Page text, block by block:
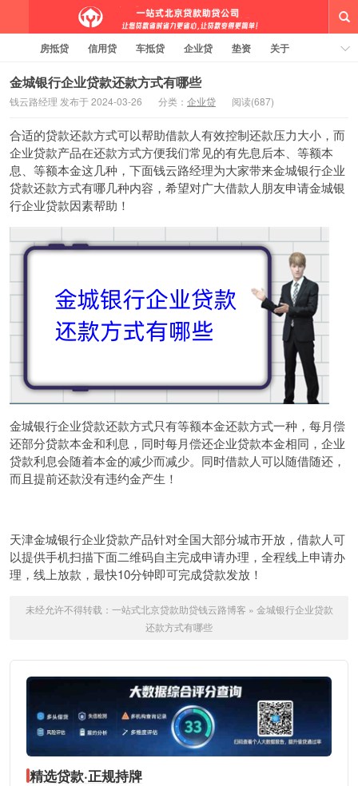
一站式北京贷款助贷钱云路博客
房抵贷 信用贷 车抵贷 企业贷 垫资
关于
线上贷款大纲
贷款知识 有问必答
金城银行企业贷款还款方式有哪些
钱云路经理 发布于 2024-03-26 分类： 企业贷 阅读(687)
合适的贷款还款方式可以帮助借款人有效控制还款压力大小，而
企业贷款产品在还款方式方便我们常见的有先息后本、等额本
息、等额本金这几种，下面钱云路经理为大家带来金城银行企业
贷款还款方式有哪几种内容，希望对广大借款人朋友申请金城银
行企业贷款因素帮助！
金城银行企业贷款还款方式只有等额本金还款方式一种，每月偿
还部分贷款本金和利息，同时每月偿还企业贷款本金相同，企业
贷款利息会随着本金的减少而减少。同时借款人可以随借随还，
而且提前还款没有违约金产生！
天津金城银行企业贷款产品针对全国大部分城市开放，借款人可
以提供手机扫描下面二维码自主完成申请办理，全程线上申请办
理，线上放款，最快10分钟即可完成贷款发放！
未经允许不得转载： 一站式北京贷款助贷钱云路博客 » 金城银行企业贷款
还款方式有哪些
精选贷款·正规持牌